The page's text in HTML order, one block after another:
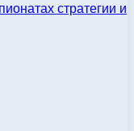
стратегии и